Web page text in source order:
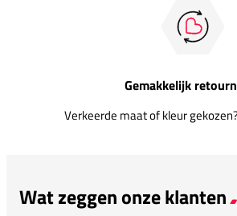
Gemakkelijk
Verkeerde maat of kleur
Wat zeggen onze klanten